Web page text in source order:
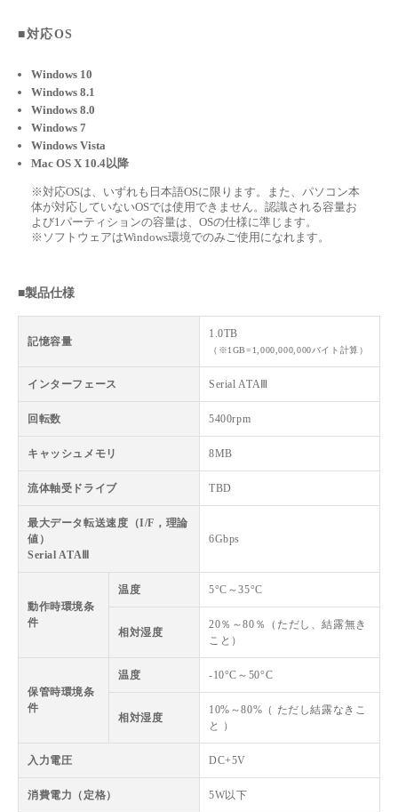
■対応OS
Windows 10
Windows 8.1
Windows 8.0
Windows 7
Windows Vista
Mac OS X 10.4以降
※対応OSは、いずれも日本語OSに限ります。また、パソコン本
体が対応していないOSでは使用できません。認識される容量お
よび1パーティションの容量は、OSの仕様に準じます。
※ソフトウェアはWindows環境でのみご使用になれます。
■製品仕様
記憶容量
1.0TB
（※1GB=1,000,000,000バイト計算）
インターフェース Serial ATAⅢ
回転数 5400rpm
キャッシュメモリ 8MB
流体軸受ドライブ TBD
最大データ転送速度（I/F，理論
値）
Serial ATAⅢ
6Gbps
動作時環境条
件
温度 5°C～35°C
相対湿度
20％～80％（ただし、結露無き
こと）
保管時環境条
件
温度 -10°C～50°C
相対湿度
10%～80%（ ただし結露なきこ
と ）
入力電圧 DC+5V
消費電力（定格） 5W以下